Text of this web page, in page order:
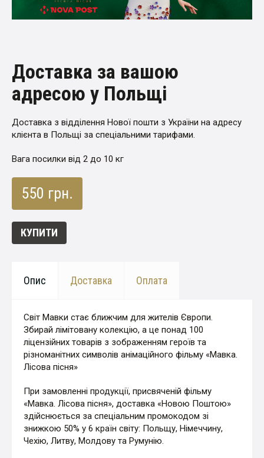
Доставка за вашою
адресою у Польщі
Доставка з відділення Нової пошти з України на адресу
клієнта в Польщі за спеціальними тарифами.
Вага посилки від 2 до 10 кг
550 грн.
КУПИТИ
Опис Доставка Оплата
Світ Мавки стає ближчим для жителів Європи.
Збирай лімітовану колекцію, а це понад 100
ліцензійних товарів з зображенням героїв та
різноманітних символів анімаційного фільму «Мавка.
Лісова пісня»
При замовленні продукції, присвяченій фільму
«Мавка. Лісова пісня», доставка «Новою Поштою»
здійснюється за спеціальним промокодом зі
знижкою 50% у 6 країн світу: Польщу, Німеччину,
Чехію, Литву, Молдову та Румунію.